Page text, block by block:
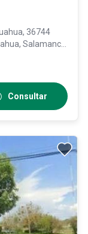
36744
Salamanca
Consultar